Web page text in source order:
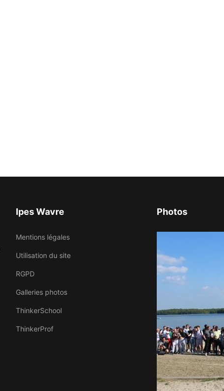
Ipes Wavre
Mentions légales
Utilisation du site
RGPD
Galleries photos
ThinkerSchool
ThinkerProf
Photos